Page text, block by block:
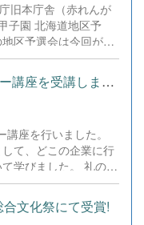
旧本庁舎（赤れんが
子園 北海道地区予
区予選会は今回が初
4名によるチーム「｜
いう勝負の時期に
非常に多忙な日々の
リサーチと準備を重
」と「自由テーマ部
。 &nbsp; ■ 発表テ
ャリア試就制度「早
策」―辞める前に試せ
なりましたが、若者
鋭い視点と提案が高
【国際流通科】２年生がJALマナー講座を受講しました。
座を行いました。
て、どこの企業に行
学びました。 礼の仕
かりとJALスカイ札
きました。 9月のイ
&nbsp;
合文化祭にて受賞!